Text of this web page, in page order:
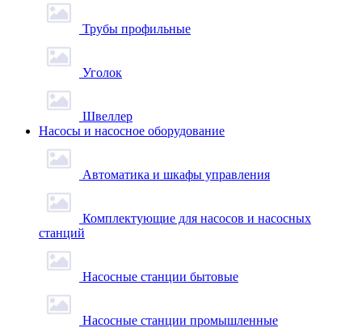
Трубы профильные
Уголок
Швеллер
Насосы и насосное оборудование
Автоматика и шкафы управления
Комплектующие для насосов и насосных
станций
Насосные станции бытовые
Насосные станции промышленные